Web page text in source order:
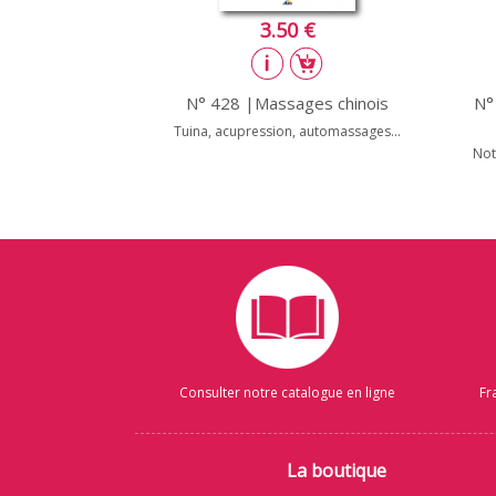
3.50 €
N° 428 |Massages chinois
Tuina, acupression, automassages...
Consulter notre catalogue en ligne
La boutique